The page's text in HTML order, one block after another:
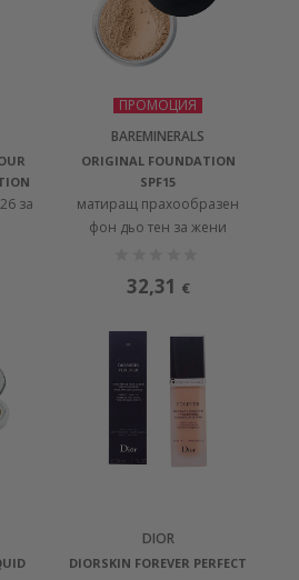
за
ПРОМОЦИЯ
BAREMINERALS
ORIGINAL FOUNDATION
SPF15
матиращ прахообразен
фон дьо тен за жени
32,31 €
DIOR
DIORSKIN FOREVER PERFECT